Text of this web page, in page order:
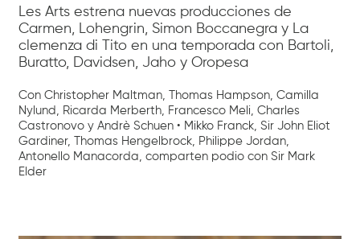
Les Arts estrena nuevas producciones de
Carmen, Lohengrin, Simon Boccanegra y La
clemenza di Tito en una temporada con Bartoli,
Buratto, Davidsen, Jaho y Oropesa
Con Christopher Maltman, Thomas Hampson, Camilla
Nylund, Ricarda Merberth, Francesco Meli, Charles
Castronovo y Andrè Schuen • Mikko Franck, Sir John Eliot
Gardiner, Thomas Hengelbrock, Philippe Jordan,
Antonello Manacorda, comparten podio con Sir Mark
Elder